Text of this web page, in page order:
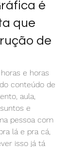
é
que
de
e horas
conteúdo de
aula,
e
pessoa com
lá e pra cá,
isso já tá